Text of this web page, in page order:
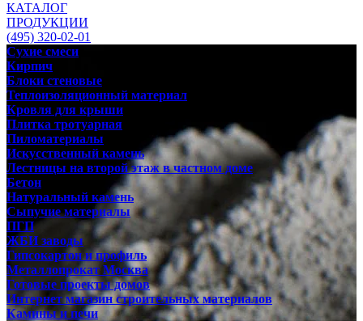
КАТАЛОГ
ПРОДУКЦИИ
(495) 320-02-01
Сухие смеси
Кирпич
Блоки стеновые
Теплоизоляционный материал
Кровля для крыши
Плитка тротуарная
Пиломатериалы
Искусственный камень
Лестницы на второй этаж в частном доме
Бетон
Натуральный камень
Сыпучие материалы
ПГП
ЖБИ заводы
Гипсокартон и профиль
Металлопрокат Москва
Готовые проекты домов
Интернет магазин строительных материалов
Камины и печи